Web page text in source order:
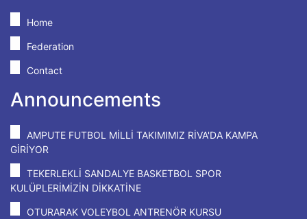
Home
Federation
Contact
Announcements
AMPUTE FUTBOL MİLLİ TAKIMIMIZ RİVA'DA KAMPA
GİRİYOR
TEKERLEKLİ SANDALYE BASKETBOL SPOR
KULÜPLERİMİZİN DİKKATİNE
OTURARAK VOLEYBOL ANTRENÖR KURSU